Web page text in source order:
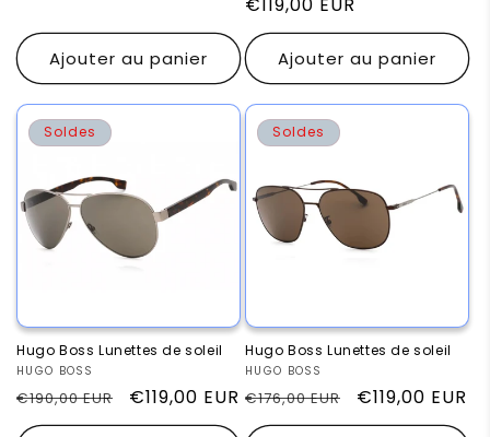
Ajouter au panier Ajouter au panier
Soldes
Hugo Boss Lunettes de soleil
Fournisseur :
HUGO BOSS
Prix
habituel
€190,00 EUR
Prix
promotionnel
€119,00 EUR
Soldes
Hugo Boss Lunettes de soleil
Fournisseur :
HUGO BOSS
Prix
habituel
€176,00 EUR
Prix
promotionnel
€119,00 EUR